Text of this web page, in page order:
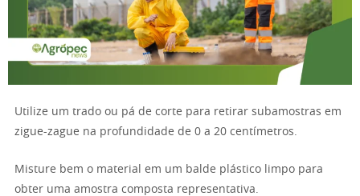
Utilize um trado ou pá de corte para retirar subamostras em
zigue-zague na profundidade de 0 a 20 centímetros.
Misture bem o material em um balde plástico limpo para
obter uma amostra composta representativa.